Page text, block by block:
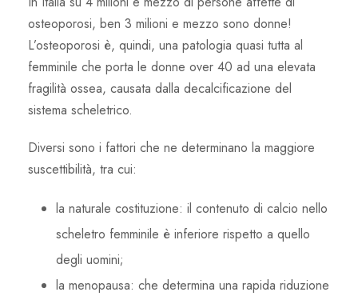
osteoporosi, ben 3 milioni e mezzo sono donne!
L’osteoporosi è, quindi, una patologia quasi tutta al
femminile che porta le donne over 40 ad una elevata
fragilità ossea, causata dalla decalcificazione del
sistema scheletrico.
Diversi sono i fattori che ne determinano la maggiore
suscettibilità, tra cui:
la naturale costituzione: il contenuto di calcio nello
scheletro femminile è inferiore rispetto a quello
degli uomini;
la menopausa: che determina una rapida riduzione